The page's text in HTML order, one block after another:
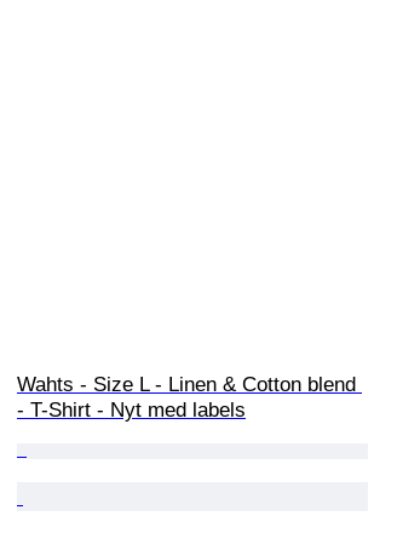
Wahts - Size L - Linen & Cotton blend
- T-Shirt - Nyt med labels